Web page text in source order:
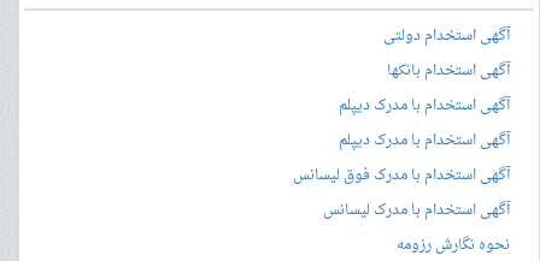
آگهی استخدام دولتی
آگهی استخدام بانکها
آگهی استخدام با مدرک دیپلم
آگهی استخدام با مدرک دیپلم
آگهی استخدام با مدرک فوق لیسانس
آگهی استخدام با مدرک لیسانس
نحوه نگارش رزومه